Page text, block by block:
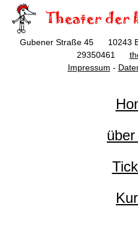
Gubener Straße 45 10243
29350461
Impressum -